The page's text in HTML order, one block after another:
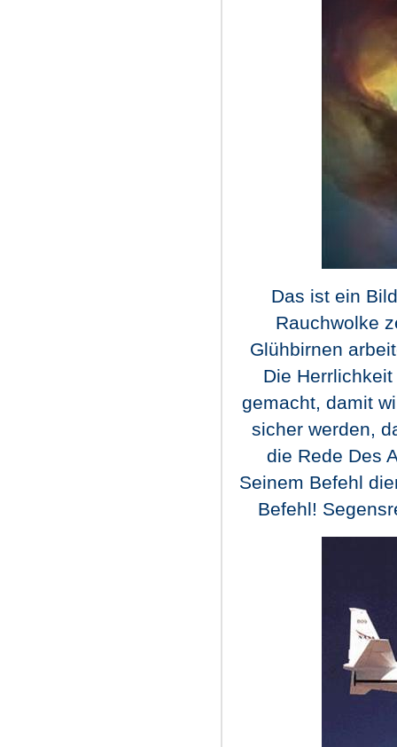
Das ist ein
Rauchwolke
Glühbirnen
Die Herrlichkeit
gemacht, damit
sicher werden,
die Rede Des
Seinem Befehl
Befehl!